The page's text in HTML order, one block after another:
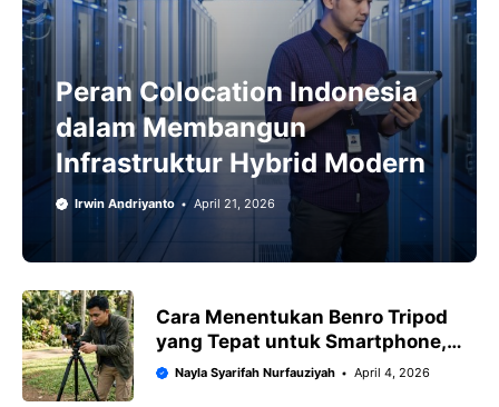
Peran Colocation Indonesia
dalam Membangun
Infrastruktur Hybrid Modern
Irwin Andriyanto April 21, 2026
Cara Menentukan Benro Tripod
yang Tepat untuk Smartphone,
Kamera, dan Video Outdoor
Nayla Syarifah Nurfauziyah April 4, 2026